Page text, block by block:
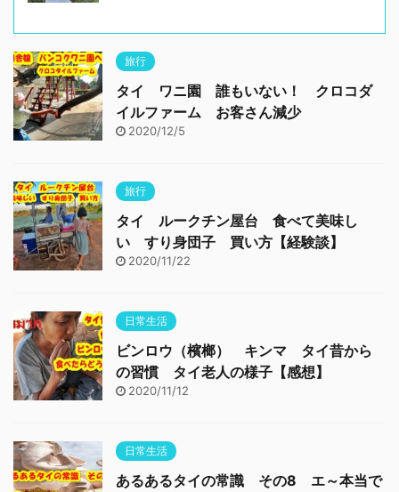
旅行
タイ ワニ園 誰もいない！ クロコダ
イルファーム お客さん減少
2020/12/5
旅行
タイ ルークチン屋台 食べて美味し
い すり身団子 買い方【経験談】
2020/11/22
日常生活
ビンロウ（檳榔） キンマ タイ昔から
の習慣 タイ老人の様子【感想】
2020/11/12
日常生活
あるあるタイの常識 その8 エ～本当で